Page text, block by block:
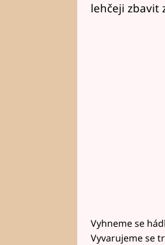
lehčeji zbavit
Vyhneme se
Vyvarujeme se